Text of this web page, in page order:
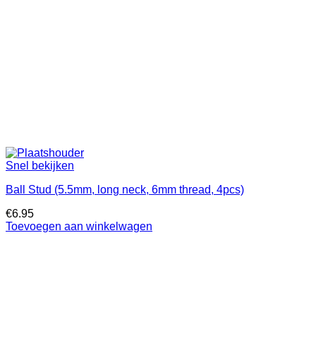
Snel bekijken
Ball Stud (5.5mm, long neck, 6mm thread, 4pcs)
€6.95
Toevoegen aan winkelwagen